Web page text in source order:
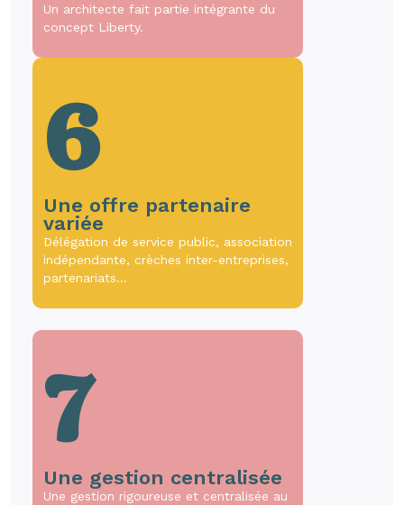
Un architecte fait partie intégrante du
concept Liberty.
6
Une offre partenaire
variée
Délégation de service public, association
indépendante, crèches inter-entreprises,
partenariats…
7
Une gestion centralisée
Une gestion rigoureuse et centralisée au